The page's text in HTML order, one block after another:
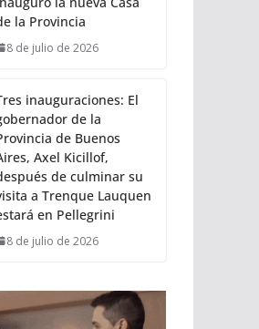
la Provincia
8 de julio de 2026
inauguraciones: El
de la
de Buenos
Axel Kicillof,
de culminar su
a Trenque Lauquen
en Pellegrini
8 de julio de 2026